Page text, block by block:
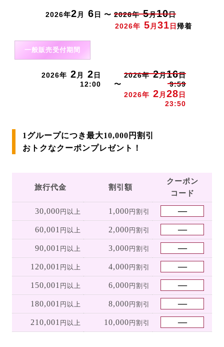
2026年2 月 6 日 〜 2026年5月10日
2026年 5 月 31 日 帰着
一般販売受付期間
2026年 2 月 2 日
12:00
〜
2026年2月16日
9:59
2026年 2 月 28 日
23:50
1グループにつき最大10,000円割引
おトクなクーポンプレゼント！
旅行代金 割引額
クーポン
コード
30,000 円以上 1,000 円割引
60,001 円以上 2,000 円割引
90,001 円以上 3,000 円割引
120,001 円以上 4,000 円割引
150,001 円以上 6,000 円割引
180,001 円以上 8,000 円割引
210,001 円以上 10,000 円割引